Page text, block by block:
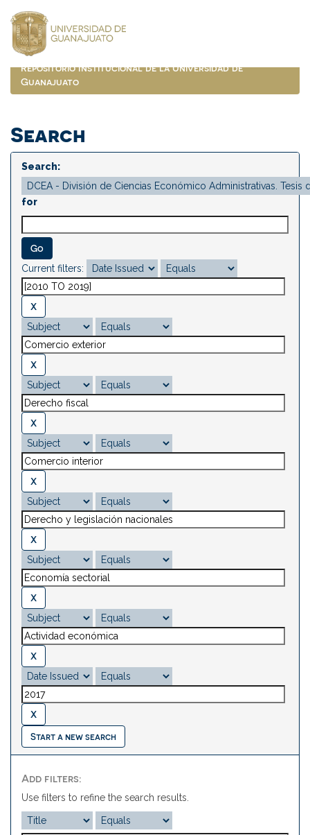
navigation
Repositorio Institucional de la Universidad de
Guanajuato
Search
Search:
for
Current filters:
Start a new search
Add filters:
Use filters to refine the search results.